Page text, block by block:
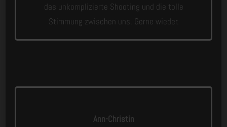
das unkomplizierte Shooting und die tolle
Stimmung zwischen uns. Gerne wieder.
Ann-Christin